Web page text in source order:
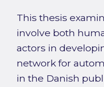
This thesis
involve both
actors in
network for
in the Danish